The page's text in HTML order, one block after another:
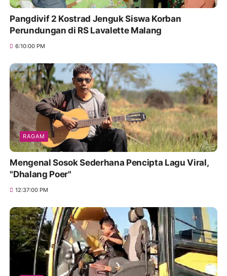
Pangdivif 2 Kostrad Jenguk Siswa Korban
Perundungan di RS Lavalette Malang
6:10:00 PM
RAGAM
Mengenal Sosok Sederhana Pencipta Lagu Viral,
"Dhalang Poer"
12:37:00 PM